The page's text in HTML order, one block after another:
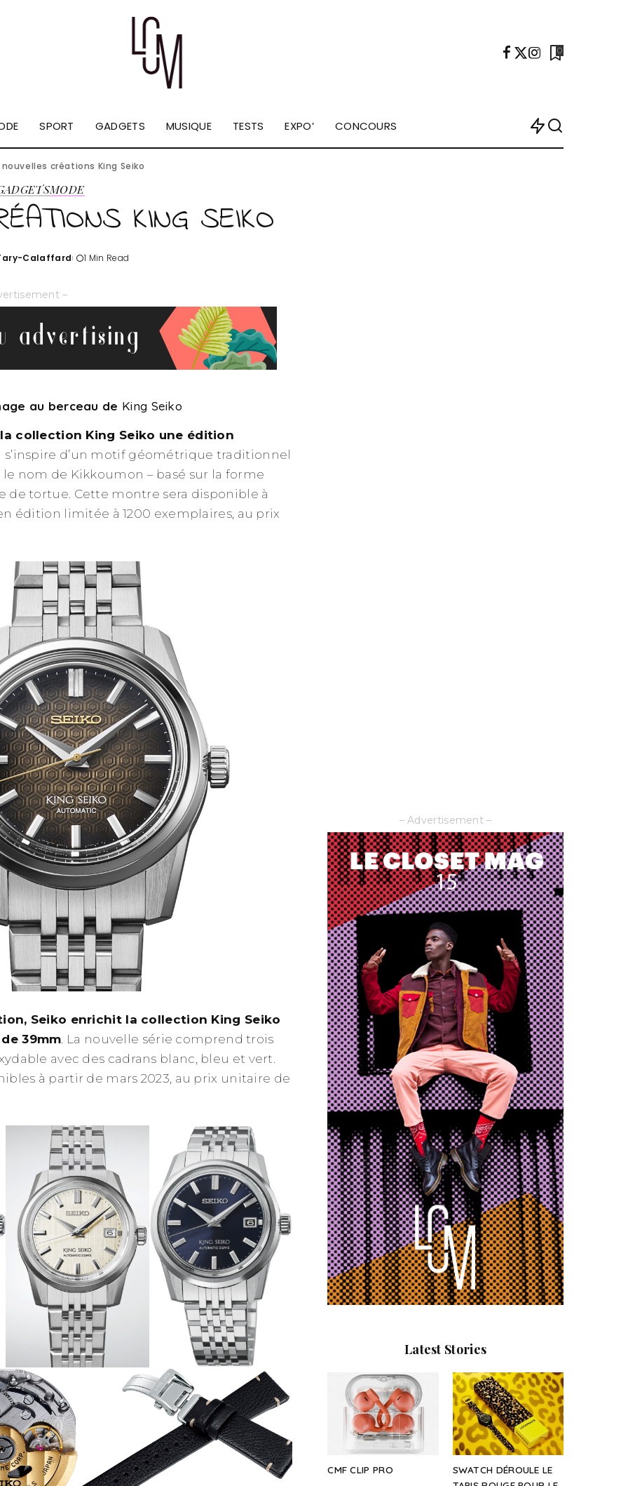
0
SPORT GADGETS MUSIQUE TESTS EXPO’ CONCOURS
nouvelles créations King Seiko
MODE
KING SEIKO
Calaffard 1 Min Read
–
au berceau de King Seiko
collection King Seiko une édition
d’un motif géométrique traditionnel
nom de Kikkoumon – basé sur la forme
de tortue. Cette montre sera disponible à
édition limitée à 1200 exemplaires, au prix
Seiko enrichit la collection King Seiko
39mm . La nouvelle série comprend trois
avec des cadrans blanc, bleu et vert.
à partir de mars 2023, au prix unitaire de
– Advertisement –
Latest Stories
CMF CLIP PRO
SWATCH DÉROULE LE